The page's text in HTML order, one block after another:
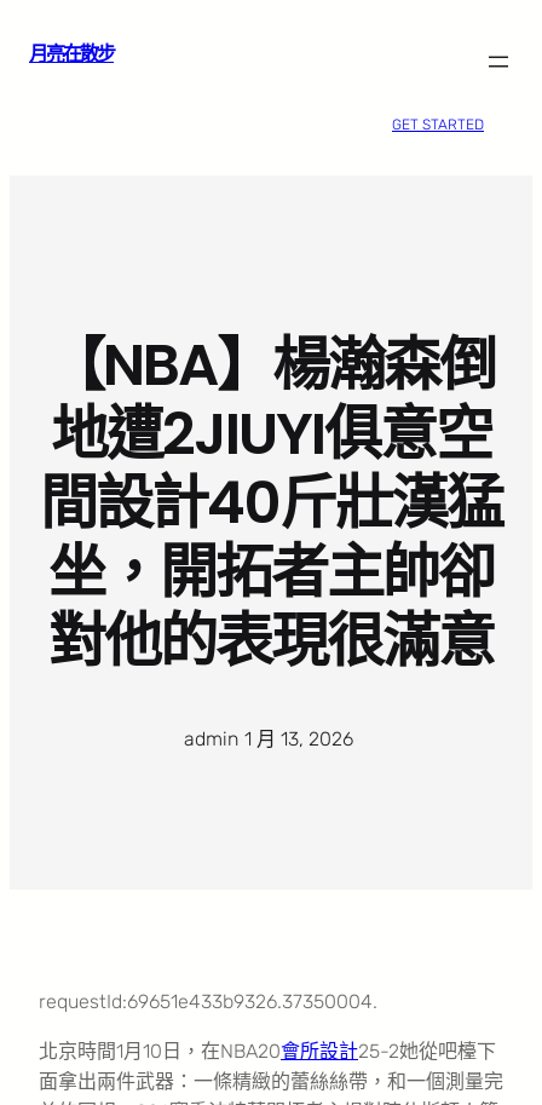
月亮在散步
GET STARTED
【NBA】楊瀚森倒
地遭2JIUYI俱意空
間設計40斤壯漢猛
坐，開拓者主帥卻
對他的表現很滿意
admin· 1 月 13, 2026·
requestId:69651e433b9326.37350004.
北京時間1月10日，在NBA20會所設計25-2她從吧檯下
面拿出兩件武器：一條精緻的蕾絲絲帶，和一個測量完